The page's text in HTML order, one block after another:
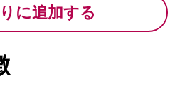
に追加する